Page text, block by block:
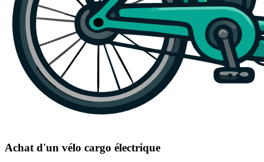
Achat d'un vélo cargo électrique